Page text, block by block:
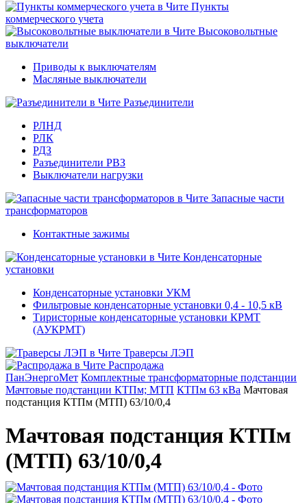
Пункты
коммерческого учета
Высоковольтные
выключатели
Приводы к выключателям
Масляные выключатели
Разъединители
РЛНД
РЛК
РДЗ
Разъединители РВЗ
Выключатели нагрузки
Запасные части
трансформаторов
Контактные зажимы
Конденсаторные
установки
Конденсаторные установки УКМ
Фильтровые конденсаторные установки 0,4 - 10,5 кВ
Тиристорные конденсаторные установки КРМТ
(АУКРМТ)
Траверсы ЛЭП
Распродажа
ПанЭнергоМет Комплектные трансформаторные подстанции
Мачтовые подстанции КТПм; МТП КТПм 63 кВа Мачтовая
подстанция КТПм (МТП) 63/10/0,4
Мачтовая подстанция КТПм
(МТП) 63/10/0,4